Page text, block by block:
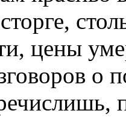
цены
о